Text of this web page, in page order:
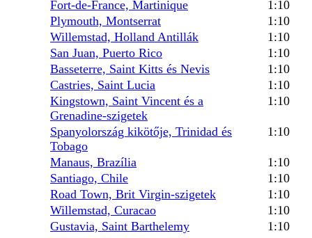
Fort-de-France, Martinique
1:10
Plymouth, Montserrat
1:10
Willemstad, Holland Antillák
1:10
San Juan, Puerto Rico
1:10
Basseterre, Saint Kitts és Nevis
1:10
Castries, Saint Lucia
1:10
Kingstown, Saint Vincent és a
Grenadine-szigetek
1:10
Spanyolország kikötője, Trinidad és
Tobago
1:10
Manaus, Brazília
1:10
Santiago, Chile
1:10
Road Town, Brit Virgin-szigetek
1:10
Willemstad, Curacao
1:10
Gustavia, Saint Barthelemy
1:10